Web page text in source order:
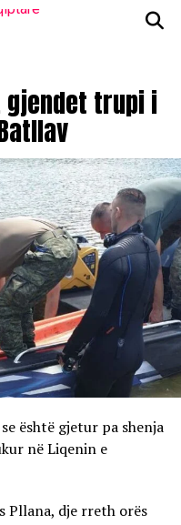
gjendet trupi i
është gjetur pa shenja
në Liqenin e
Pllana, dje rreth orës